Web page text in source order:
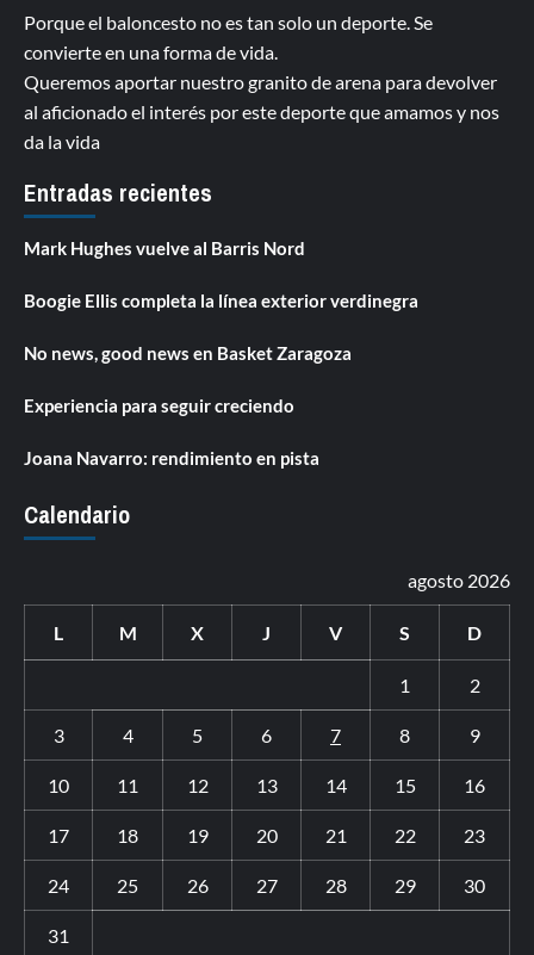
Porque el baloncesto no es tan solo un deporte. Se
convierte en una forma de vida.
Queremos aportar nuestro granito de arena para devolver
al aficionado el interés por este deporte que amamos y nos
da la vida
Entradas recientes
Mark Hughes vuelve al Barris Nord
Boogie Ellis completa la línea exterior verdinegra
No news, good news en Basket Zaragoza
Experiencia para seguir creciendo
Joana Navarro: rendimiento en pista
Calendario
agosto 2026
L M X J V S D
1 2
3 4 5 6 7 8 9
10 11 12 13 14 15 16
17 18 19 20 21 22 23
24 25 26 27 28 29 30
31